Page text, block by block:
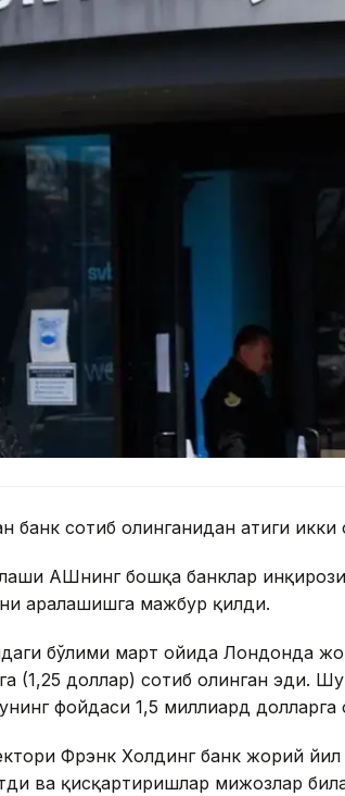
банк сотиб олинганидан атиги икки
АҚШнинг бошқа банклар
аралашишга мажбур қилди.
бўлими март ойида Лондонда
(1,25 доллар) сотиб олинган эди.
фойдаси 1,5 миллиард долларга
Фрэнк Холдинг банк жорий
ва қисқартиришлар мижозлар